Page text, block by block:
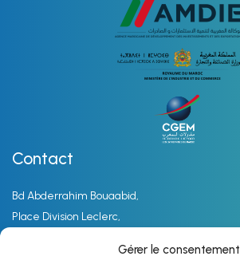
Gérer le consentement
Contact
Bd Abderrahim Bouaabid,
Place Division Leclerc,